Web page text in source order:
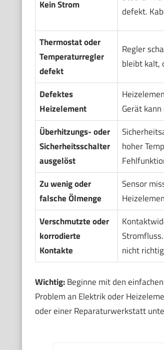
Kein Strom
defekt.
Thermostat oder
Temperaturregler
defekt
Regler
bleibt kalt,
Defektes
Heizelement
Gerät
Überhitzungs- oder
Sicherheitsschalter
ausgelöst
hoher
Zu wenig oder
falsche Ölmenge
Sensor
Verschmutzte oder
korrodierte
Kontakte
nicht
Wichtig:Beginne mit den
Problem an Elektrik oder
oder einer Reparaturwerkstatt